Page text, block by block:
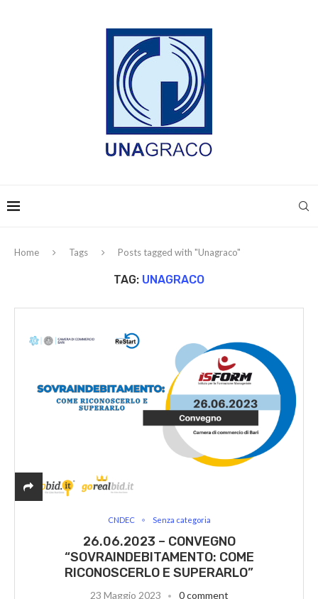
Home Tags Posts tagged with "Unagraco"
TAG: UNAGRACO
CNDEC Senza categoria
26.06.2023 – CONVEGNO
“SOVRAINDEBITAMENTO: COME
RICONOSCERLO E SUPERARLO”
23 Maggio 2023 0 comment